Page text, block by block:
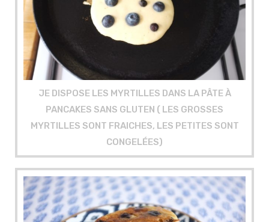
JE DISPOSE LES MYRTILLES DANS LA PÂTE À
PANCAKES SANS GLUTEN ( LES GROSSES
MYRTILLES SONT FRAICHES, LES PETITES SONT
CONGELÉES)